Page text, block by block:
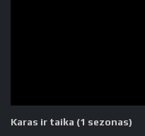
Karas ir taika (1 sezonas)